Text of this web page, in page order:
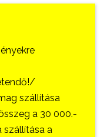
szállítása
a 30 000.-
szállítása a